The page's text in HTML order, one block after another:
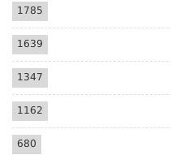
1785
1639
1347
1162
680